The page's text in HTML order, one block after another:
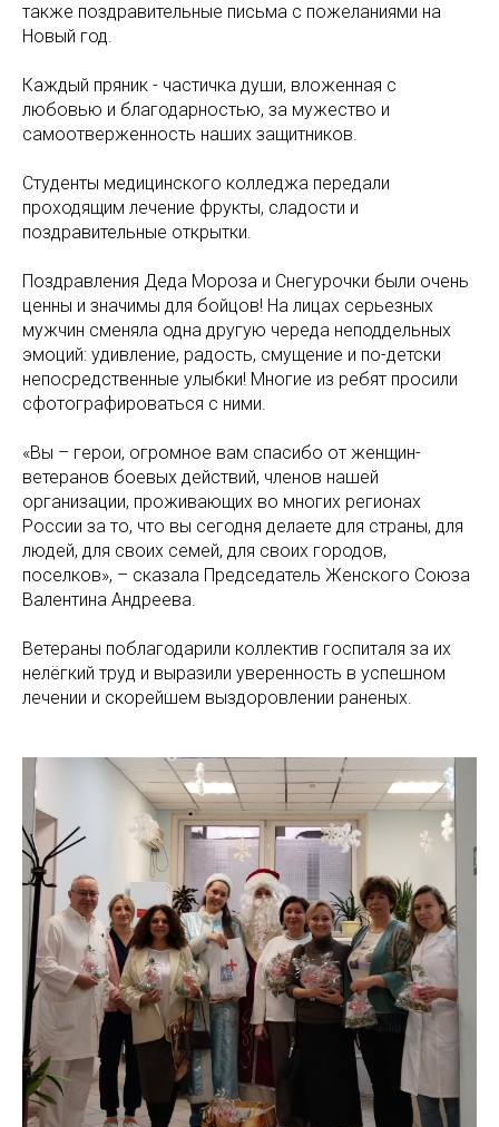
также поздравительные письма с пожеланиями на
Новый год.
Каждый пряник - частичка души, вложенная с
любовью и благодарностью, за мужество и
самоотверженность наших защитников.
Студенты медицинского колледжа передали
проходящим лечение фрукты, сладости и
поздравительные открытки.
Поздравления Деда Мороза и Снегурочки были очень
ценны и значимы для бойцов! На лицах серьезных
мужчин сменяла одна другую череда неподдельных
эмоций: удивление, радость, смущение и по-детски
непосредственные улыбки! Многие из ребят просили
сфотографироваться с ними.
«Вы – герои, огромное вам спасибо от женщин-
ветеранов боевых действий, членов нашей
организации, проживающих во многих регионах
России за то, что вы сегодня делаете для страны, для
людей, для своих семей, для своих городов,
поселков», – сказала Председатель Женского Союза
Валентина Андреева.
Ветераны поблагодарили коллектив госпиталя за их
нелёгкий труд и выразили уверенность в успешном
лечении и скорейшем выздоровлении раненых.